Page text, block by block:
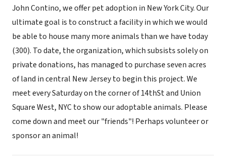
John Contino, we offer pet adoption in New York City. Our
ultimate goal is to construct a facility in which we would
be able to house many more animals than we have today
(300). To date, the organization, which subsists solely on
private donations, has managed to purchase seven acres
of land in central New Jersey to begin this project. We
meet every Saturday on the corner of 14thSt and Union
Square West, NYC to show our adoptable animals. Please
come down and meet our "friends"! Perhaps volunteer or
sponsor an animal!